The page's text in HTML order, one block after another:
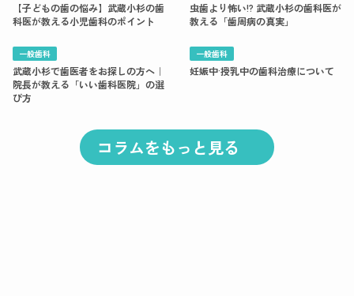
【子どもの歯の悩み】武蔵小杉の歯
科医が教える小児歯科のポイント
虫歯より怖い!? 武蔵小杉の歯科医が
教える「歯周病の真実」
一般歯科
武蔵小杉で歯医者をお探しの方へ｜
院長が教える「いい歯科医院」の選
び方
一般歯科
妊娠中·授乳中の歯科治療について
コラムをもっと見る